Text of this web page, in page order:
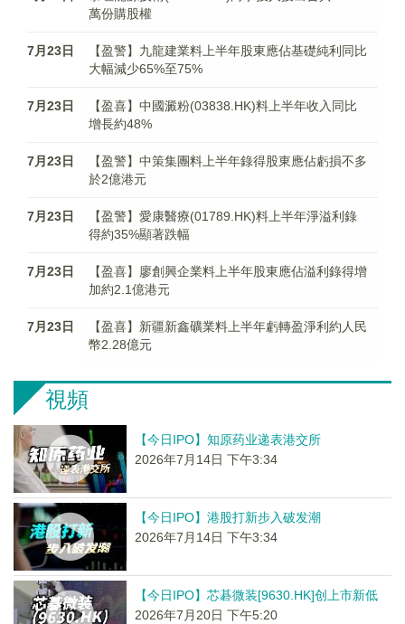
萬份購股權
7月23日
【盈警】九龍建業料上半年股東應佔基礎純利同比
大幅減少65%至75%
7月23日
【盈喜】中國澱粉(03838.HK)料上半年收入同比
增長約48%
7月23日
【盈警】中策集團料上半年錄得股東應佔虧損不多
於2億港元
7月23日
【盈警】愛康醫療(01789.HK)料上半年淨溢利錄
得約35%顯著跌幅
7月23日
【盈喜】廖創興企業料上半年股東應佔溢利錄得增
加約2.1億港元
7月23日
【盈喜】新疆新鑫礦業料上半年虧轉盈淨利約人民
幣2.28億元
視頻
【今日IPO】知原药业递表港交所
2026年7月14日 下午3:34
【今日IPO】港股打新步入破发潮
2026年7月14日 下午3:34
【今日IPO】芯碁微装[9630.HK]创上市新低
2026年7月20日 下午5:20